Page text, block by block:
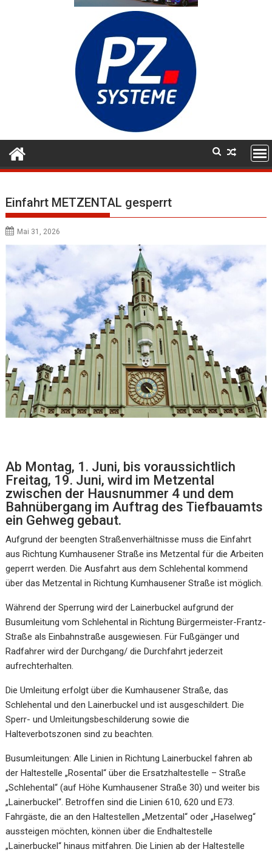
Einfahrt METZENTAL gesperrt
Mai 31, 2026
Ab Montag, 1. Juni, bis voraussichtlich
Freitag, 19. Juni, wird im Metzental
zwischen der Hausnummer 4 und dem
Bahnübergang im Auftrag des Tiefbauamts
ein Gehweg gebaut.
Aufgrund der beengten Straßenverhältnisse muss die Einfahrt
aus Richtung Kumhausener Straße ins Metzental für die Arbeiten
geperrt werden. Die Ausfahrt aus dem Schlehental kommend
über das Metzental in Richtung Kumhausener Straße ist möglich.
Während der Sperrung wird der Lainerbuckel aufgrund der
Busumleitung vom Schlehental in Richtung Bürgermeister-Frantz-
Straße als Einbahnstraße ausgewiesen. Für Fußgänger und
Radfahrer wird der Durchgang/ die Durchfahrt jederzeit
aufrechterhalten.
Die Umleitung erfolgt über die Kumhausener Straße, das
Schlehental und den Lainerbuckel und ist ausgeschildert. Die
Sperr- und Umleitungsbeschilderung sowie die
Halteverbotszonen sind zu beachten.
Busumleitungen: Alle Linien in Richtung Lainerbuckel fahren ab
der Haltestelle „Rosental“ über die Ersatzhaltestelle – Straße
„Schlehental“ (auf Höhe Kumhausener Straße 30) und weiter bis
„Lainerbuckel“. Betroffen sind die Linien 610, 620 und E73.
Fahrgäste, die an den Haltestellen „Metzental“ oder „Haselweg“
aussteigen möchten, können über die Endhaltestelle
„Lainerbuckel“ hinaus mitfahren. Die Linien ab der Haltestelle